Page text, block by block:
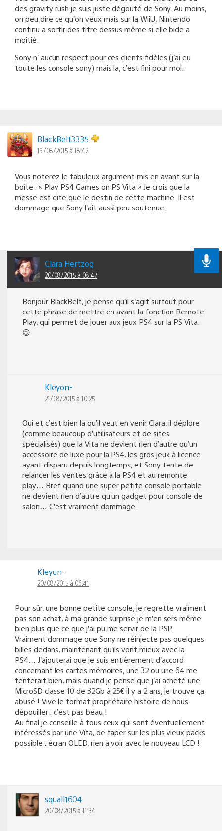
des gravity rush je suis juste dégouté de Sony. Au moins,
on peu dire ce qu’on veux mais sur la WiiU, Nintendo
continu a sortir des titre dessus même si elle bide a
moitié.
Sony n’ aucun respect pour ces clients fidèles (j’ai eu
toute les console sony) mais la, c’est fini pour moi.
BlackBelt3335
19/08/2015 à 18:42
Vous noterez le fabuleux argument mis en avant sur la
boîte : « Play PS4 Games on PS Vita » Je crois que la
messe est dite que le destin de cette machine. Il est
dommage que Sony l’ait aussi peu soutenue.
Clara Hertzog
20/08/2015 à 08:47
Bonjour BlackBelt, je pense qu’il s’agit surtout pour
cette phrase de mettre en avant la fonction Remote
Play, qui permet de jouer aux jeux PS4 sur la PS Vita.
😉
Kleyon-
21/08/2015 à 10:25
Oui et c’est bien là qu’il veut en venir Clara, il déplore
(comme beaucoup d’utilisateurs et de sites
spécialisés) que la Vita ne devient rien d’autre qu’un
accessoire de luxe pour la PS4, les gros jeux à licence
ayant disparu depuis longtemps, et Sony tente de
relancer les ventes grâce à la PS4 et au remonte
play… Bref quand une super petite console portable
ne devient rien d’autre qu’un gadget pour console de
salon… C’est vraiment dommage.
Kleyon-
20/08/2015 à 06:41
Pour sûr, une bonne petite console, je regrette vraiment
pas son achat, à ma grande surprise je m’en sers même
bien plus que ce que j’ai pu me servir de la PSP.
Vraiment dommage que Sony ne réinjecte pas quelques
billes dedans, maintenant qu’ils vont mieux avec la
PS4… J’ajouterai que je suis entièrement d’accord
concernant les cartes mémoires, une 32 ou une 64 me
tenterait bien, mais quand je pense que j’ai acheté une
MicroSD classe 10 de 32Gb à 25€ il y a 2 ans, je trouve ça
abusé ! Vive le format propriétaire histoire de nous
dépouiller : c’est pas beau !
Au final je conseille à tous ceux qui sont éventuellement
intéressés par une Vita, de taper sur les plus vieux packs
possible : écran OLED, rien à voir avec le nouveau LCD !
squall1604
20/08/2015 à 11:34